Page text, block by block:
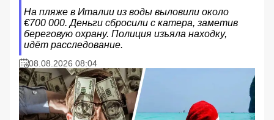
На пляже в Италии из воды выловили около
€700 000. Деньги сбросили с катера, заметив
береговую охрану. Полиция изъяла находку,
идёт расследование.
08.08.2026 08:04